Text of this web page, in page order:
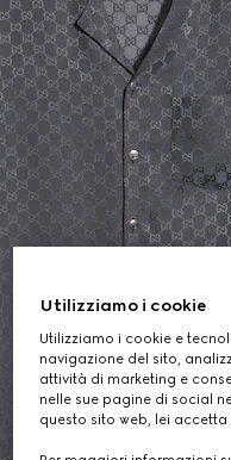
Utilizziamo i cookie
Utilizziamo i cookie e
navigazione del sito,
attività di marketing e
nelle sue pagine di social
questo sito web, lei